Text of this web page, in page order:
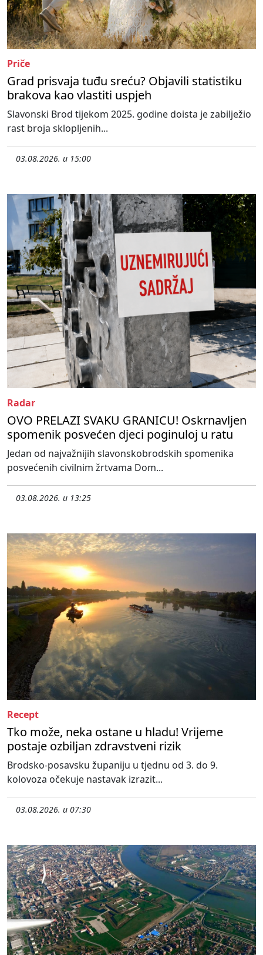
Priče
Grad prisvaja tuđu sreću? Objavili statistiku
brakova kao vlastiti uspjeh
Slavonski Brod tijekom 2025. godine doista je zabilježio
rast broja sklopljenih...
03.08.2026. u 15:00
Radar
OVO PRELAZI SVAKU GRANICU! Oskrnavljen
spomenik posvećen djeci poginuloj u ratu
Jedan od najvažnijih slavonskobrodskih spomenika
posvećenih civilnim žrtvama Dom...
03.08.2026. u 13:25
Recept
Tko može, neka ostane u hladu! Vrijeme
postaje ozbiljan zdravstveni rizik
Brodsko-posavsku županiju u tjednu od 3. do 9.
kolovoza očekuje nastavak izrazit...
03.08.2026. u 07:30